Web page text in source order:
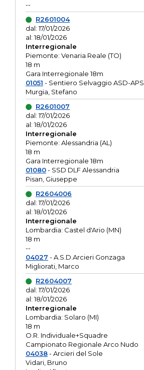
--
R2601004
dal: 17/01/2026
al: 18/01/2026
Interregionale
Piemonte: Venaria Reale (TO)
18 m
Gara Interregionale 18m
01051 - Sentiero Selvaggio ASD-APS
Murgia, Stefano
R2601007
dal: 17/01/2026
al: 18/01/2026
Interregionale
Piemonte: Alessandria (AL)
18 m
Gara Interregionale 18m
01080- SSD DLF Alessandria
Pisan, Giuseppe
R2604006
dal: 17/01/2026
al: 18/01/2026
Interregionale
Lombardia: Castel d'Ario (MN)
18 m
--
04027 - A.S.D.Arcieri Gonzaga
Migliorati, Marco
R2604007
dal: 17/01/2026
al: 18/01/2026
Interregionale
Lombardia: Solaro (MI)
18 m
O.R. Individuale+Squadre
Campionato Regionale Arco Nudo
04038- Arcieri del Sole
Vidari, Bruno